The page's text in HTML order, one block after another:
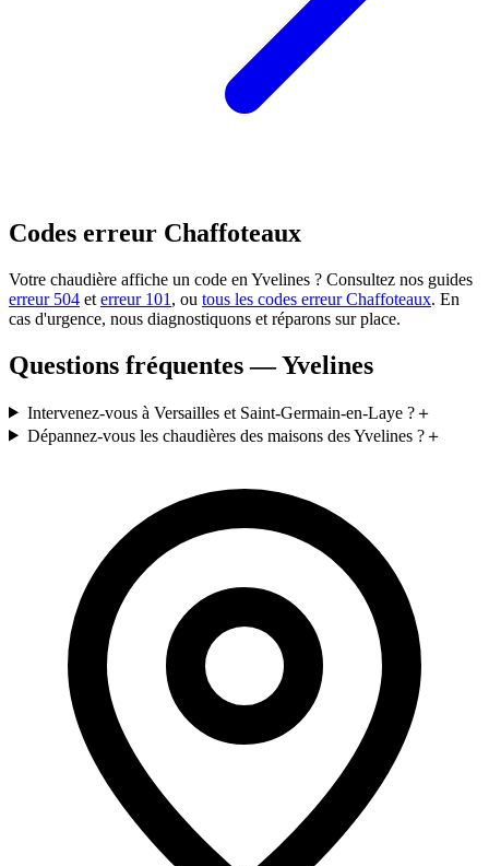
Codes erreur Chaffoteaux
Votre chaudière affiche un code en Yvelines ? Consultez nos guides
erreur 504 et erreur 101 , ou tous les codes erreur Chaffoteaux. En
cas d'urgence, nous diagnostiquons et réparons sur place.
Questions fréquentes — Yvelines
Intervenez-vous à Versailles et Saint-Germain-en-Laye ?＋
Dépannez-vous les chaudières des maisons des Yvelines ?＋